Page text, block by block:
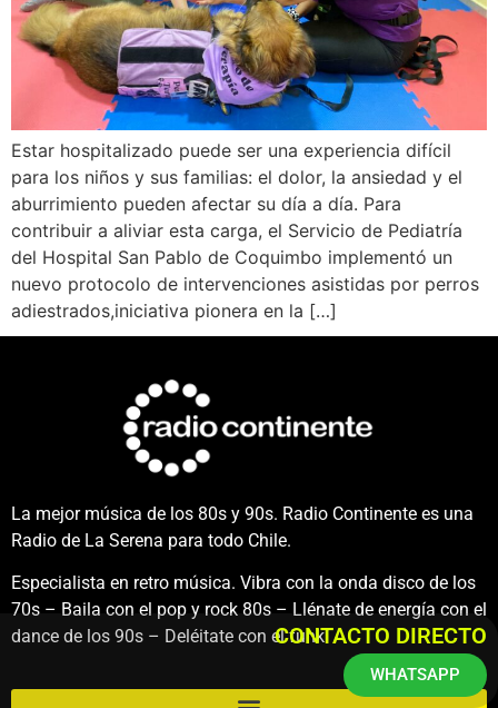
Estar hospitalizado puede ser una experiencia difícil
para los niños y sus familias: el dolor, la ansiedad y el
aburrimiento pueden afectar su día a día. Para
contribuir a aliviar esta carga, el Servicio de Pediatría
del Hospital San Pablo de Coquimbo implementó un
nuevo protocolo de intervenciones asistidas por perros
adiestrados,iniciativa pionera en la […]
La mejor música de los 80s y 90s. Radio Continente es una
Radio de La Serena para todo Chile.
Especialista en retro música. Vibra con la onda disco de los
70s – Baila con el pop y rock 80s – Llénate de energía con el
dance de los 90s – Deléitate con el funk.CONTACTO DIRECTO
WHATSAPP